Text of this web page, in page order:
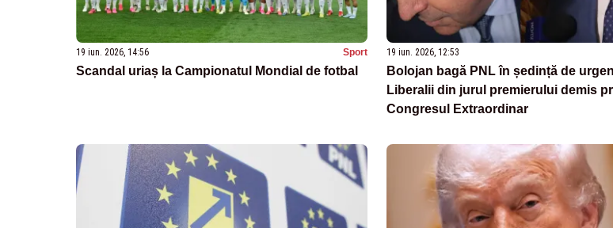
19 iun. 2026, 14:56 Sport
Scandal uriaș la Campionatul Mondial de fotbal
19 iun. 2026, 12:53
Bolojan bagă PNL în ședință de
Liberalii din jurul premierului demis
Congresul Extraordinar